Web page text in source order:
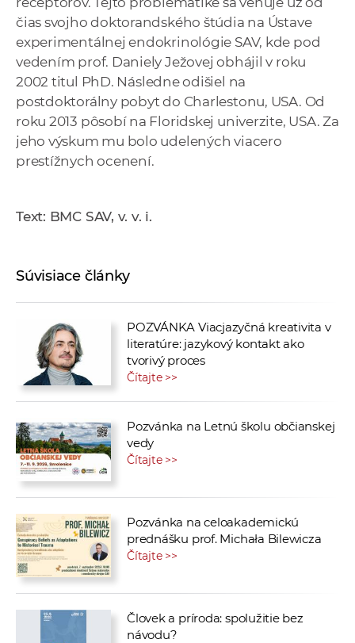
čias svojho doktorandského štúdia na Ústave
experimentálnej endokrinológie SAV, kde pod
vedením prof. Daniely Ježovej obhájil v roku
2002 titul PhD. Následne odišiel na
postdoktorálny pobyt do Charlestonu, USA. Od
roku 2013 pôsobí na Floridskej univerzite, USA. Za
jeho výskum mu bolo udelených viacero
prestížnych ocenení.
Text: BMC SAV, v. v. i.
Súvisiace články
POZVÁNKA Viacjazyčná kreativita v
literatúre: jazykový kontakt ako
tvorivý proces
Čítajte >>
Pozvánka na Letnú školu občianskej
vedy
Čítajte >>
Pozvánka na celoakademickú
prednášku prof. Michała Bilewicza
Čítajte >>
Človek a príroda: spolužitie bez
návodu?